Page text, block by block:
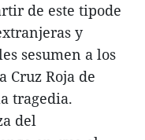
de este tipode
y
sesumen a los
Cruz Roja de
tragedia.
del